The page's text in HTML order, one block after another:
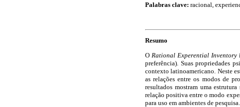
Palabras clave: racional,
Resumo
O Rational Experential Inventory
preferência). Suas propriedades
contexto latinoamericano. Neste
as relações entre os modos de
resultados mostram uma
relação positiva entre o modo
para uso em ambientes de pesquisa.